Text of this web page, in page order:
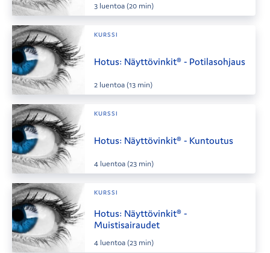
3 luentoa(20 min)
KURSSI
Hotus: Näyttövinkit® - Potilasohjaus
2 luentoa(13 min)
KURSSI
Hotus: Näyttövinkit® - Kuntoutus
4 luentoa(23 min)
KURSSI
Hotus: Näyttövinkit® -
Muistisairaudet
4 luentoa(23 min)